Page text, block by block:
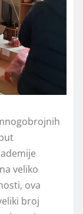
veliko
ova
broj